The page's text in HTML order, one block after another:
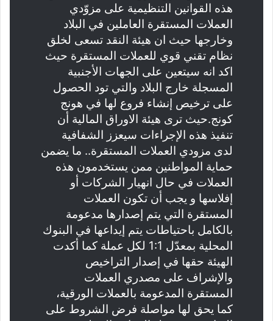
هذه القوانين التنظيمية على مزوّدي
العملات المستقرة العاملين في البلاد
وخارجها حيث ان هيئة النقد تسعى لخلق
نظام تقني قوي للعملات المستقرة حيث
اكد انه سيتعين على الجهات الأجنبية
المسجلة خارج البلاد والتي تود الحصول
على ترخيص إنشاء فروع لها في هونج
كونج.حيث ترى هيئة الاوراق المالية أن
تنفيذ هذه الإجراءات سيعزز الشفافية
لدى مزودي العملات المستقرة.. ما يضمن
حماية المواطنين ممن يستخدمون هذه
العملات في حال انهيار الشركات أو
إفلاسها و يجب أن تكون العملات
المستقرة التي يتم إصدارها مدعومة
بالكامل باحتياطات يتم إيداعها في البنوك
المحلية بمعدّل 1:1 لكل عملة كما أكدت
الهيئة حقها في إصدار التراخيص
والإشراف على مصدري العملات
المستقرة المدعومة بالعملات الورقية،
كما يحق لها مواصلة فرض الشروط على